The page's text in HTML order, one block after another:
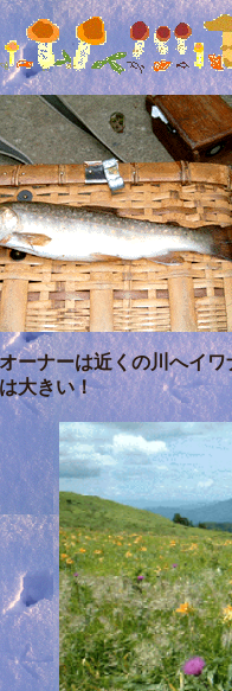
ーナーは近くの川へイワ
は大きい！